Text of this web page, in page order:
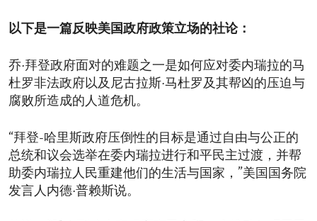
以下是一篇反映美国政府政策立场的社论：
乔·拜登政府面对的难题之一是如何应对委内瑞拉的马
杜罗非法政府以及尼古拉斯·马杜罗及其帮凶的压迫与
腐败所造成的人道危机。
“拜登-哈里斯政府压倒性的目标是通过自由与公正的
总统和议会选举在委内瑞拉进行和平民主过渡，并帮
助委内瑞拉人民重建他们的生活与国家，”美国国务院
发言人内德·普赖斯说。